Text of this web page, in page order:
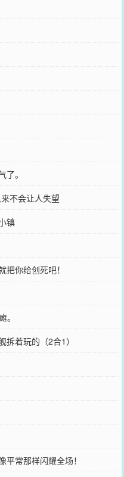
。
不会让人失望
镇
你给创死吧！
着玩的（2合1）
常那样闪耀全场！